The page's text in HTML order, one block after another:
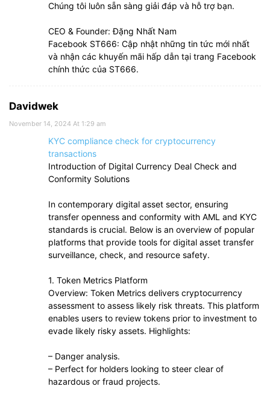
Chúng tôi luôn sẵn sàng giải đáp và hỗ trợ bạn.
CEO & Founder: Đặng Nhất Nam
Facebook ST666: Cập nhật những tin tức mới nhất
và nhận các khuyến mãi hấp dẫn tại trang Facebook
chính thức của ST666.
Davidwek
November 14, 2024 At 1:29 am
KYC compliance check for cryptocurrency
transactions
Introduction of Digital Currency Deal Check and
Conformity Solutions
In contemporary digital asset sector, ensuring
transfer openness and conformity with AML and KYC
standards is crucial. Below is an overview of popular
platforms that provide tools for digital asset transfer
surveillance, check, and resource safety.
1. Token Metrics Platform
Overview: Token Metrics delivers cryptocurrency
assessment to assess likely risk threats. This platform
enables users to review tokens prior to investment to
evade likely risky assets. Highlights:
– Danger analysis.
– Perfect for holders looking to steer clear of
hazardous or fraud projects.